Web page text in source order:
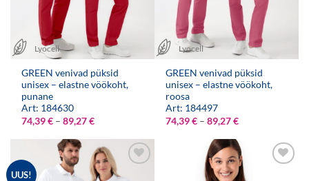
Lyocell
GREEN venivad püksid
unisex – elastne vöökoht,
punane
Art: 184630
74,39€ – 89,27€Hinnavahemik:
kuni
89,27 €
Lyocell
GREEN venivad püksid
unisex – elastne vöökoht,
roosa
Art: 184497
74,39€ – 89,27€Hinnavahemik:
89,27 €
UUS!